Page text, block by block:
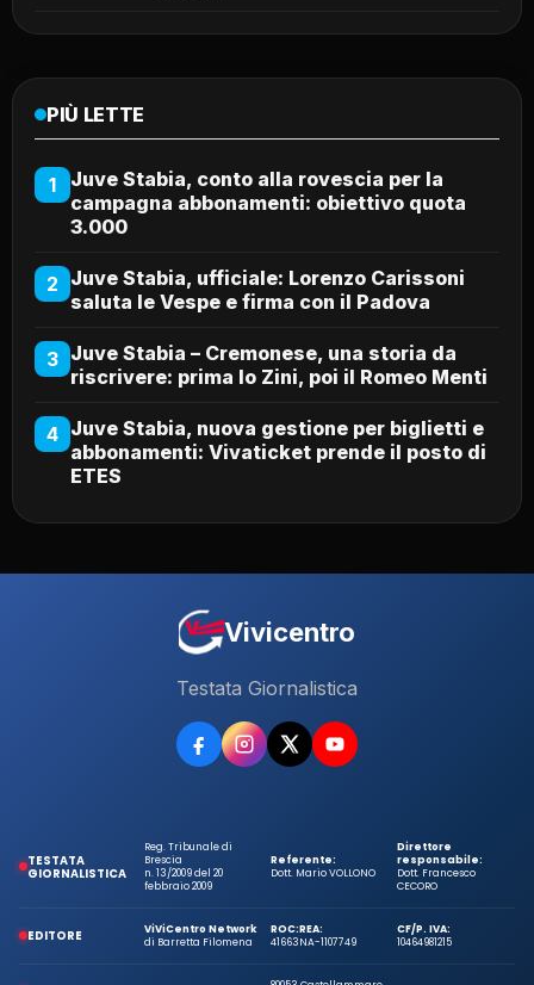
PIÙ LETTE
1
Juve Stabia, conto alla rovescia per la
campagna abbonamenti: obiettivo quota
3.000
2 Juve Stabia, ufficiale: Lorenzo Carissoni
saluta le Vespe e firma con il Padova
3 Juve Stabia – Cremonese, una storia da
riscrivere: prima lo Zini, poi il Romeo Menti
4 Juve Stabia, nuova gestione per biglietti e
abbonamenti: Vivaticket prende il posto di
ETES
Vivicentro
Testata Giornalistica
TESTATA
GIORNALISTICA
Reg. Tribunale di
Brescia
n. 13/2009 del 20
febbraio 2009
Referente:
Dott. Mario VOLLONO
Direttore
responsabile:
Dott. Francesco
CECORO
EDITORE
ViViCentro Network
di Barretta Filomena
ROC:
41663
REA:
NA-1107749
CF/P. IVA:
10464981215